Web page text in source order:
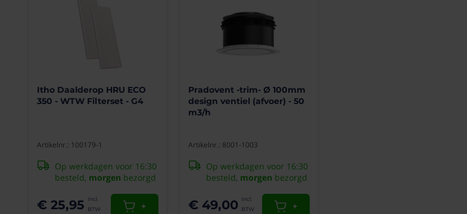
wil
Belangrijkste
Schonere
fijnstof
Itho Daalderop HRU ECO
350 - WTW Filterset - G4
Artikelnr.: 100179-1
€ 25,95
Op werkdagen voor 16:30
besteld, morgen bezorgd
+
Pradovent -trim- Ø 100mm
design ventiel (afvoer) - 50
m3/h
Artikelnr.: 8001-1003
€ 49,00
Op werkdagen voor 16:30
besteld, morgen bezorgd
+